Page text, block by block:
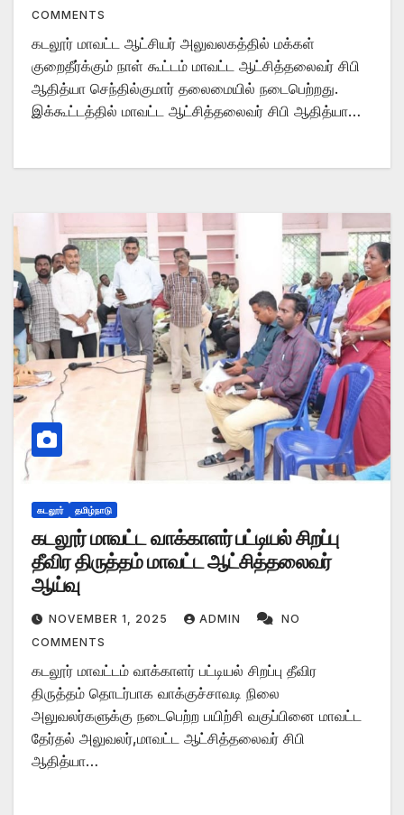
COMMENTS
கடலூர் மாவட்ட ஆட்சியர் அலுவலகத்தில் மக்கள்
குறைதீர்க்கும் நாள் கூட்டம் மாவட்ட ஆட்சித்தலைவர் சிபி
ஆதித்யா செந்தில்குமார் தலைமையில் நடைபெற்றது.
இக்கூட்டத்தில் மாவட்ட ஆட்சித்தலைவர் சிபி ஆதித்யா…
கடலூர் தமிழ்நாடு
கடலூர் மாவட்ட வாக்காளர் பட்டியல் சிறப்பு
தீவிர திருத்தம் மாவட்ட ஆட்சித்தலைவர்
ஆய்வு
NOVEMBER 1, 2025 ADMIN
NO
COMMENTS
கடலூர் மாவட்டம் வாக்காளர் பட்டியல் சிறப்பு தீவிர
திருத்தம் தொடர்பாக வாக்குச்சாவடி நிலை
அலுவலர்களுக்கு நடைபெற்ற பயிற்சி வகுப்பினை மாவட்ட
தேர்தல் அலுவலர்,மாவட்ட ஆட்சித்தலைவர் சிபி
ஆதித்யா…